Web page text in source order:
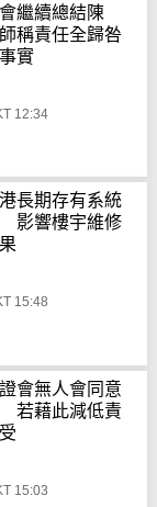
繼續總結陳
稱責任全歸咎
實
12:34
長期存有系統
影響樓宇維修
15:48
會無人會同意
若藉此減低責
15:03